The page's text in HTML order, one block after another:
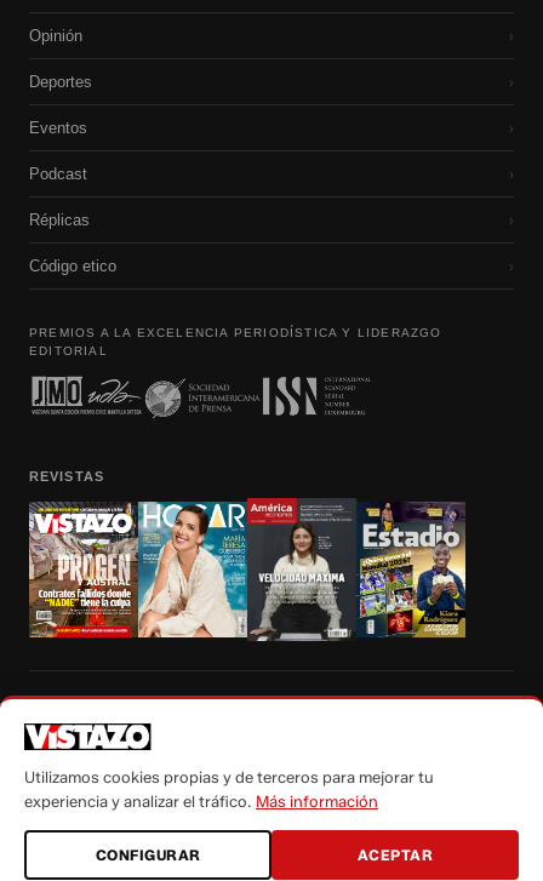
Opinión ›
Deportes ›
Eventos ›
Podcast ›
Réplicas ›
Código etico ›
PREMIOS A LA EXCELENCIA PERIODÍSTICA Y LIDERAZGO
EDITORIAL
REVISTAS
autorización escrita de su titular, de todos los contenidos de Vistazo.com.
Utilizamos cookies propias y de terceros para mejorar tu
experiencia y analizar el tráfico. Más información
CONFIGURAR ACEPTAR